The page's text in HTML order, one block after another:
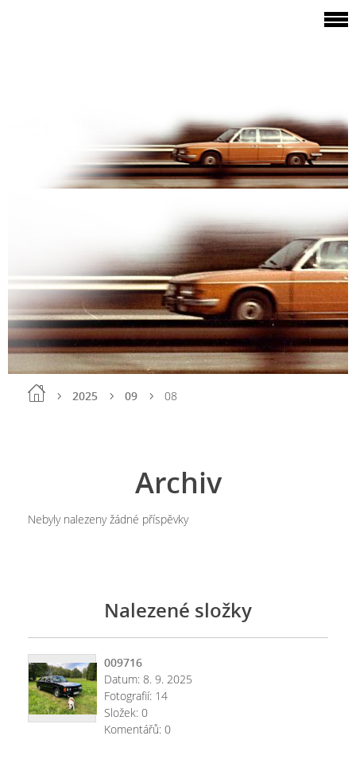
2025 09 08
Archiv
Nebyly nalezeny žádné příspěvky
Nalezené složky
009716
Datum: 8. 9. 2025
Fotografií: 14
Složek: 0
Komentářů: 0